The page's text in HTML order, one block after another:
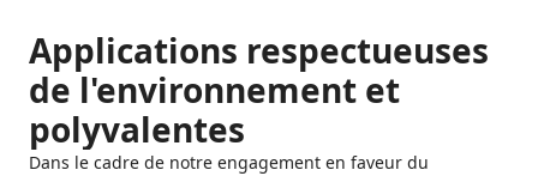
Applications respectueuses
de l'environnement et
polyvalentes
Dans le cadre de notre engagement en faveur du